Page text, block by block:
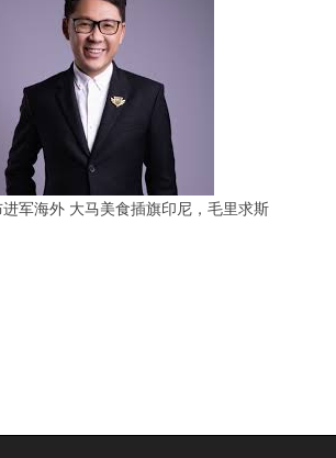
军海外 大马美食插旗印尼，毛里求斯